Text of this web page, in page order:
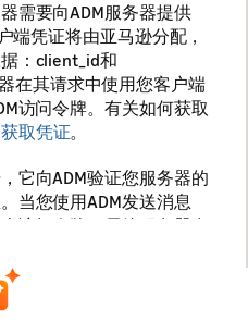
需要向ADM服务器提供
端凭证将由亚马逊分配，
：client_id和
在其请求中使用您客户端
访问令牌。有关如何获取
获取凭证。
它向ADM验证您服务器的
当您使用ADM发送消息
访问令牌。尽管服务器在
。此外，尽管可以在多个
是通常情况下，对于每个
访问令牌并独立地执行请